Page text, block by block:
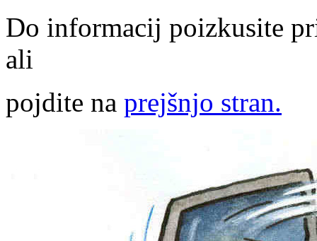
Do informacij poizkusite
ali
pojdite na prejšnjo stran.